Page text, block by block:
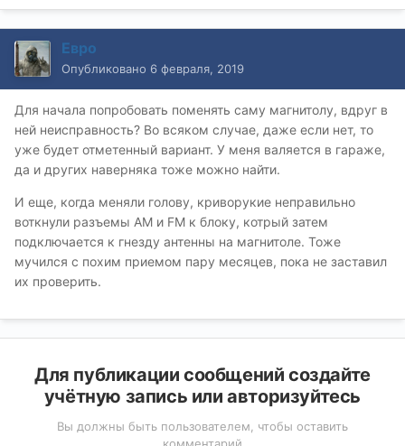
Евро
Опубликовано 6 февраля, 2019
Для начала попробовать поменять саму магнитолу, вдруг в
ней неисправность? Во всяком случае, даже если нет, то
уже будет отметенный вариант. У меня валяется в гараже,
да и других наверняка тоже можно найти.
И еще, когда меняли голову, криворукие неправильно
воткнули разъемы АМ и FM к блоку, котрый затем
подключается к гнезду антенны на магнитоле. Тоже
мучился с похим приемом пару месяцев, пока не заставил
их проверить.
Для публикации сообщений создайте
учётную запись или авторизуйтесь
Вы должны быть пользователем, чтобы оставить